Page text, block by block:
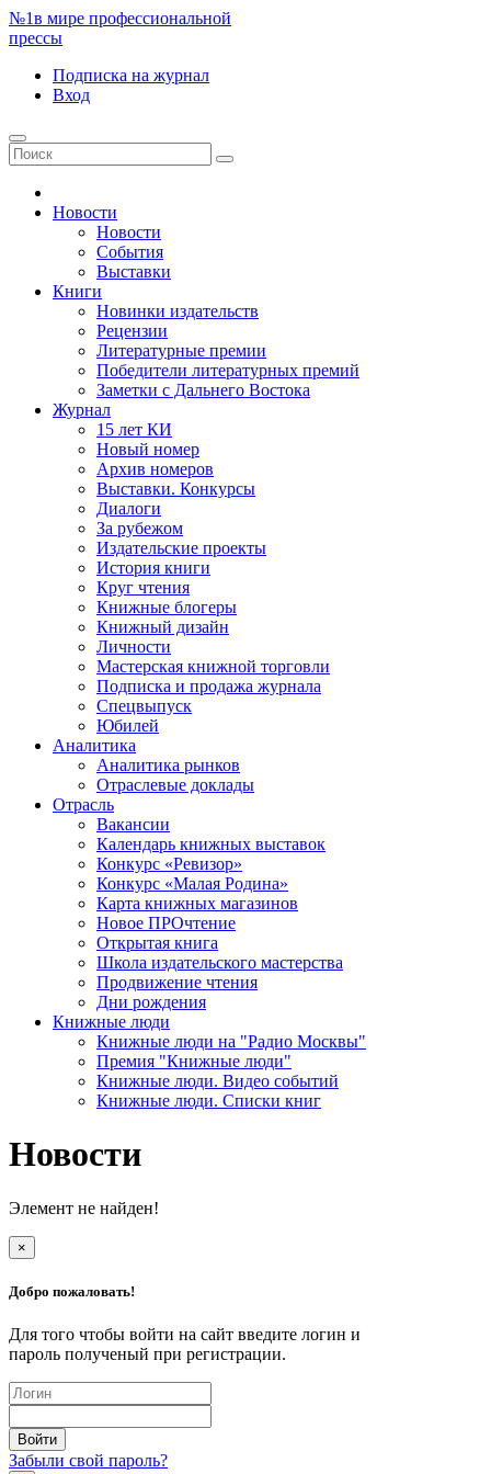
№1в мире профессиональной
прессы
Подписка на журнал
Вход
Новости
Новости
События
Выставки
Книги
Новинки издательств
Рецензии
Литературные премии
Победители литературных премий
Заметки с Дальнего Востока
Журнал
15 лет КИ
Новый номер
Архив номеров
Выставки. Конкурсы
Диалоги
За рубежом
Издательские проекты
История книги
Круг чтения
Книжные блогеры
Книжный дизайн
Личности
Мастерская книжной торговли
Подписка и продажа журнала
Спецвыпуск
Юбилей
Аналитика
Аналитика рынков
Отраслевые доклады
Отрасль
Вакансии
Календарь книжных выставок
Конкурс «Ревизор»
Конкурс «Малая Родина»
Карта книжных магазинов
Новое ПРОчтение
Открытая книга
Школа издательского мастерства
Продвижение чтения
Дни рождения
Книжные люди
Книжные люди на "Радио Москвы"
Премия "Книжные люди"
Книжные люди. Видео событий
Книжные люди. Списки книг
Новости
Элемент не найден!
×
Добро пожаловать!
Для того чтобы войти на сайт введите логин и
пароль полученый при регистрации.
Забыли свой пароль?